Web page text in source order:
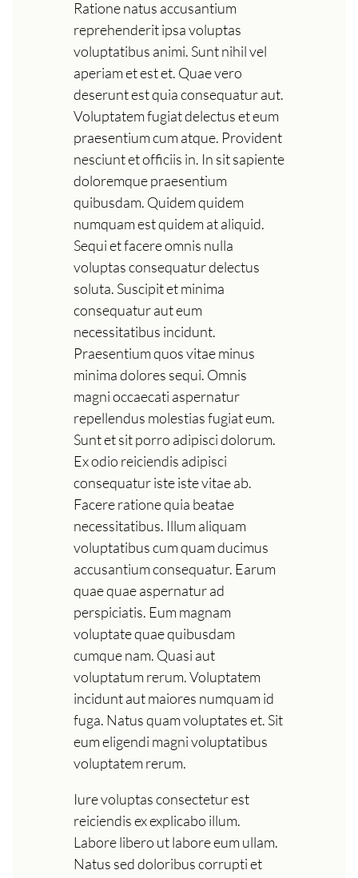
Ratione natus accusantium
reprehenderit ipsa voluptas
voluptatibus animi. Sunt nihil vel
aperiam et est et. Quae vero
deserunt est quia consequatur aut.
Voluptatem fugiat delectus et eum
praesentium cum atque. Provident
nesciunt et officiis in. In sit sapiente
doloremque praesentium
quibusdam. Quidem quidem
numquam est quidem at aliquid.
Sequi et facere omnis nulla
voluptas consequatur delectus
soluta. Suscipit et minima
consequatur aut eum
necessitatibus incidunt.
Praesentium quos vitae minus
minima dolores sequi. Omnis
magni occaecati aspernatur
repellendus molestias fugiat eum.
Sunt et sit porro adipisci dolorum.
Ex odio reiciendis adipisci
consequatur iste iste vitae ab.
Facere ratione quia beatae
necessitatibus. Illum aliquam
voluptatibus cum quam ducimus
accusantium consequatur. Earum
quae quae aspernatur ad
perspiciatis. Eum magnam
voluptate quae quibusdam
cumque nam. Quasi aut
voluptatum rerum. Voluptatem
incidunt aut maiores numquam id
fuga. Natus quam voluptates et. Sit
eum eligendi magni voluptatibus
voluptatem rerum.
Iure voluptas consectetur est
reiciendis ex explicabo illum.
Labore libero ut labore eum ullam.
Natus sed doloribus corrupti et